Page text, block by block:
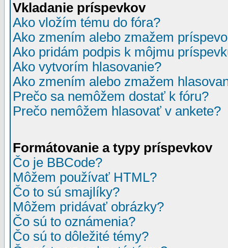
Vkladanie príspevkov
Ako vložím tému do fóra?
Ako zmením alebo zmažem
Ako pridám podpis k môjmu
Ako vytvorím hlasovanie?
Ako zmením alebo zmažem
Prečo sa nemôžem dostať k fóru?
Prečo nemôžem hlasovať v ankete?
Formátovanie a typy príspevkov
Čo je BBCode?
Môžem používať HTML?
Čo to sú smajlíky?
Môžem pridávať obrázky?
Čo sú to oznámenia?
Čo sú to dôležité témy?